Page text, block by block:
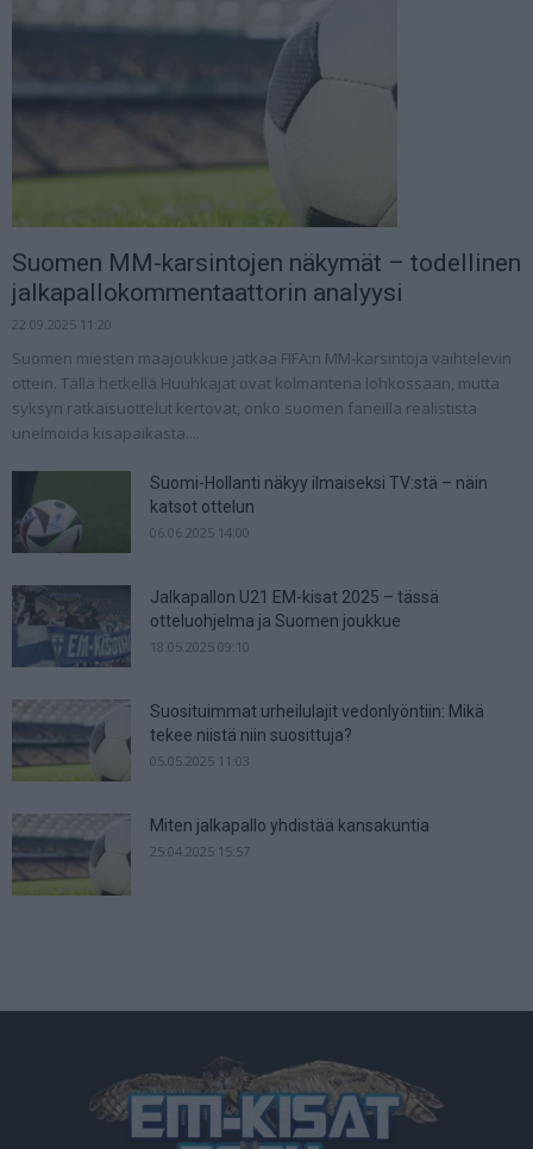
Suomen MM-karsintojen näkymät – todellinen
jalkapallokommentaattorin analyysi
22.09.2025 11:20
Suomen miesten maajoukkue jatkaa FIFA:n MM-karsintoja vaihtelevin
ottein. Tällä hetkellä Huuhkajat ovat kolmantena lohkossaan, mutta
syksyn ratkaisuottelut kertovat, onko suomen faneilla realistista
unelmoida kisapaikasta....
Suomi-Hollanti näkyy ilmaiseksi TV:stä – näin
katsot ottelun
06.06.2025 14:00
Jalkapallon U21 EM-kisat 2025 – tässä
otteluohjelma ja Suomen joukkue
18.05.2025 09:10
Suosituimmat urheilulajit vedonlyöntiin: Mikä
tekee niistä niin suosittuja?
05.05.2025 11:03
Miten jalkapallo yhdistää kansakuntia
25.04.2025 15:57